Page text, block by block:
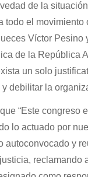
de la
todo el
Víctor Pesino
de la República
un solo
debilitar la
“Este congreso
lo actuado por
autoconvocado y
reclamando